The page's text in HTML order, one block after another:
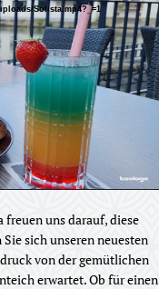
Solista.mp4?_=1
uns darauf, diese
sich unseren neuesten
von der gemütlichen
erwartet. Ob für einen